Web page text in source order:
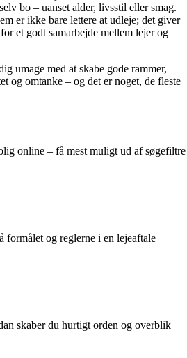
bo – uanset alder, livsstil eller smag.
er ikke bare lettere at udleje; det giver
et godt samarbejde mellem lejer og
umage med at skabe gode rammer,
og omtanke – og det er noget, de fleste
online – få mest muligt ud af søgefiltre
formålet og reglerne i en lejeaftale
skaber du hurtigt orden og overblik